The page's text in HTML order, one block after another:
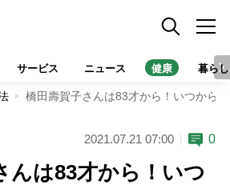
サービス ニュース 健康 暮らし
橋田壽賀子さんは83才から！いつから
2021.07.21 07:00 0
んは83才から！いつ